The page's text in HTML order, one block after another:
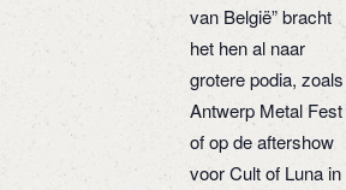
van België” bracht
het hen al naar
grotere podia, zoals
Antwerp Metal Fest
of op de aftershow
voor Cult of Luna in